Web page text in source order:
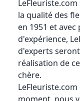
la qualité des
en 1951 et
d'expérience,
d'experts
réalisation de
chère.
LeFleuriste.com